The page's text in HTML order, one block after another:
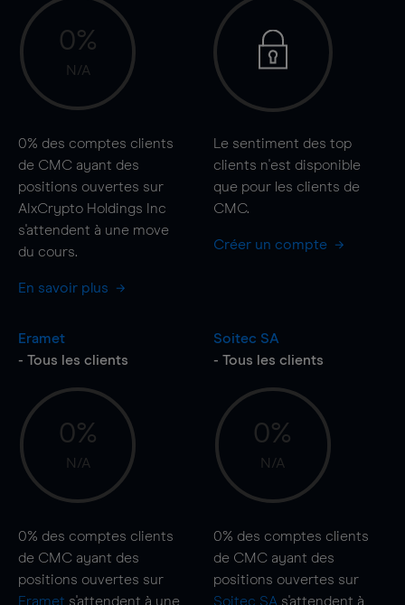
0%
N/A
0% des comptes clients
de CMC ayant des
positions ouvertes sur
AIxCrypto Holdings Inc
s'attendent à une move
du cours.
En savoir plus
Le sentiment des top
clients n'est disponible
que pour les clients de
CMC.
Créer un compte
Eramet
- Tous les clients
0%
N/A
0% des comptes clients
de CMC ayant des
positions ouvertes sur
Eramet s'attendent à une
Soitec SA
- Tous les clients
0%
N/A
0% des comptes clients
de CMC ayant des
positions ouvertes sur
Soitec SA s'attendent à